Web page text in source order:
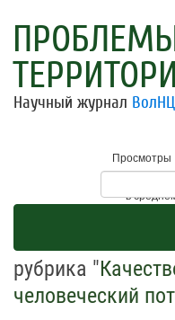
Научный журнал
Просмотры
Посетители
* - в
рубрика "
человеческий